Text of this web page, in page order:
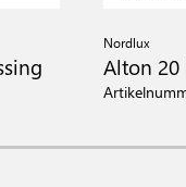
Nordlux
Alton 20